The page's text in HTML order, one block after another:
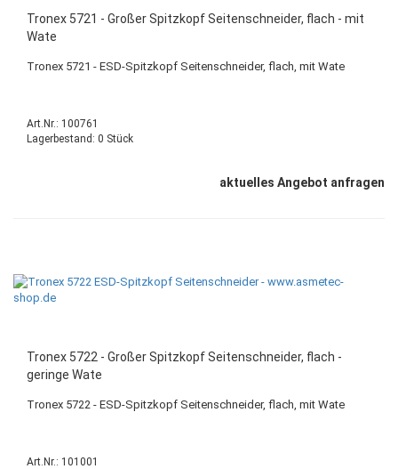
Tronex 5721 - Großer Spitzkopf Seitenschneider, flach - mit
Wate
Tronex 5721 - ESD-Spitzkopf Seitenschneider, flach, mit Wate
Art.Nr.: 100761
Lagerbestand: 0 Stück
aktuelles Angebot anfragen
Tronex 5722 - Großer Spitzkopf Seitenschneider, flach -
geringe Wate
Tronex 5722 - ESD-Spitzkopf Seitenschneider, flach, mit Wate
Art.Nr.: 101001